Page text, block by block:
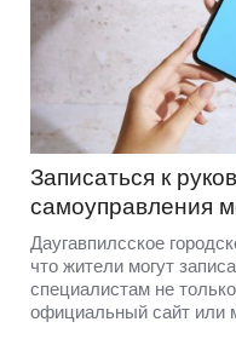
Записаться к
самоуправления
Даугавпилсское
что жители могут
специалистам не
официальный сайт или